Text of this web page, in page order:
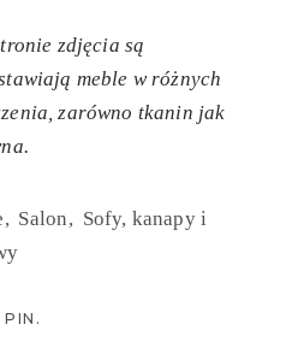
zdjęcia są
meble w różnych
zarówno tkanin jak
Salon Sofy, kanapy i
PIN